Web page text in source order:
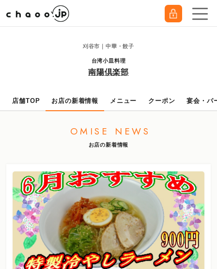
刈谷市｜中華・餃子
台湾小皿料理
南陽倶楽部
店舗TOP お店の新着情報 メニュー クーポン 宴会・パ
OMISE NEWS
お店の新着情報